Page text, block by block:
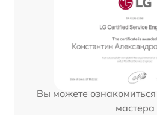
Вы можете
мастера